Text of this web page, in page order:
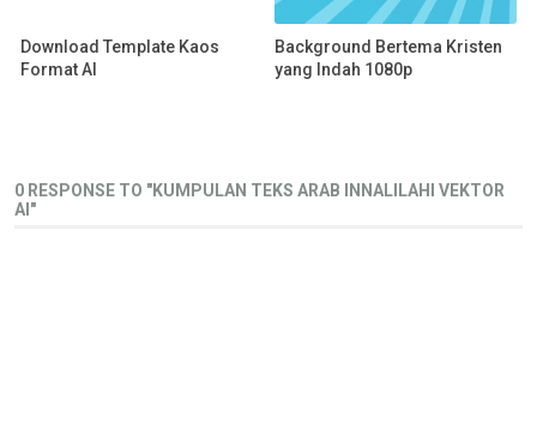
Download Template Kaos
Format AI
Background Bertema Kristen
yang Indah 1080p
0 RESPONSE TO "KUMPULAN TEKS ARAB INNALILAHI VEKTOR
AI"